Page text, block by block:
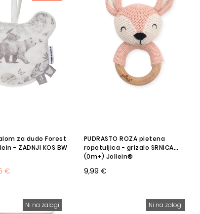
za dudo Forest
- ZADNJI KOS BW
€
PUDRASTO ROZA pletena
ropotuljica - grizalo SRNICA
(0m+) Jollein®
9,99 €
Ni na zalogi Ni na zalogi